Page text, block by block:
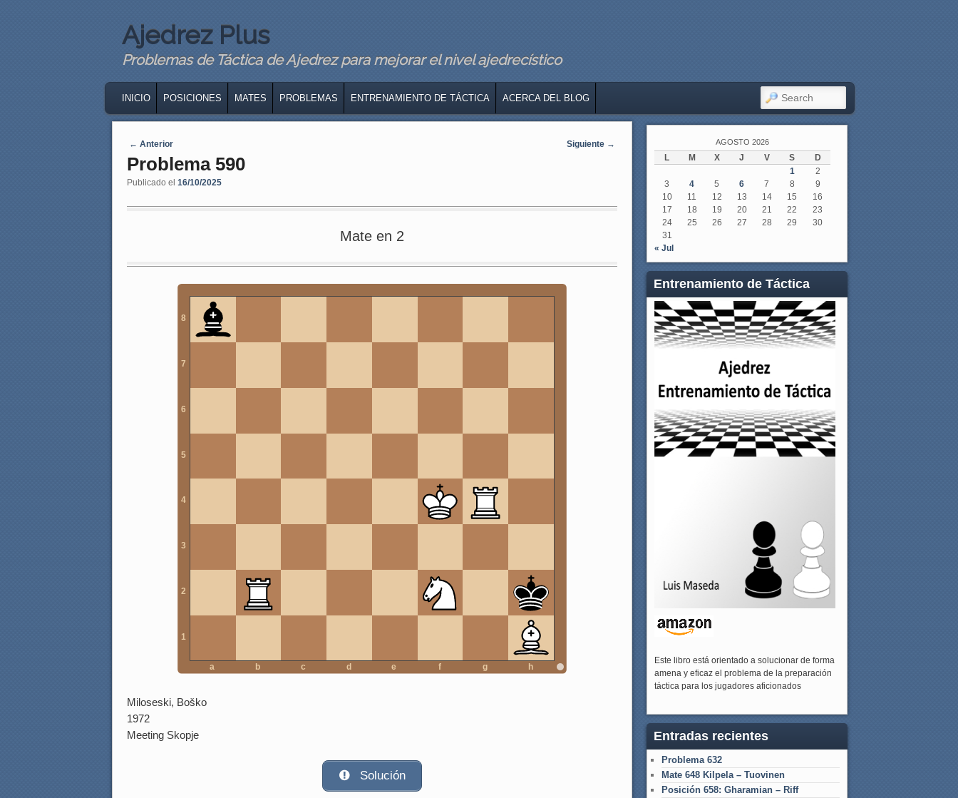
Ajedrez Plus
Problemas de Táctica de Ajedrez para mejorar el nivel ajedrecístico
SKIP TO PRIMARY CONTENT
SKIP TO SECONDARY CONTENT
INICIO POSICIONES MATES PROBLEMAS ENTRENAMIENTO DE TÁCTICA ACERCA DEL BLOG SEARCH
Navegaci�n de entradas
← Anterior Siguiente →
Problema 590
Publicado el 16/10/2025
Mate en 2
8
7
6
5
4
3
2
1
a b c d e f g h
Miloseski, Boško
1972
Meeting Skopje
Solución
AGOSTO 2026
L M X J V S
D
1
2
3
4 5 6 7 8
9
10
11 12 13 14 15
16
17
18 19 20 21 22
23
24
25 26 27 28 29
30
31
« Jul
Entrenamiento de Táctica
Este libro está orientado a solucionar de forma
amena y eficaz el problema de la preparación
táctica para los jugadores aficionados
Entradas recientes
Problema 632
Mate 648 Kilpela – Tuovinen
Posición 658: Gharamian – Riff